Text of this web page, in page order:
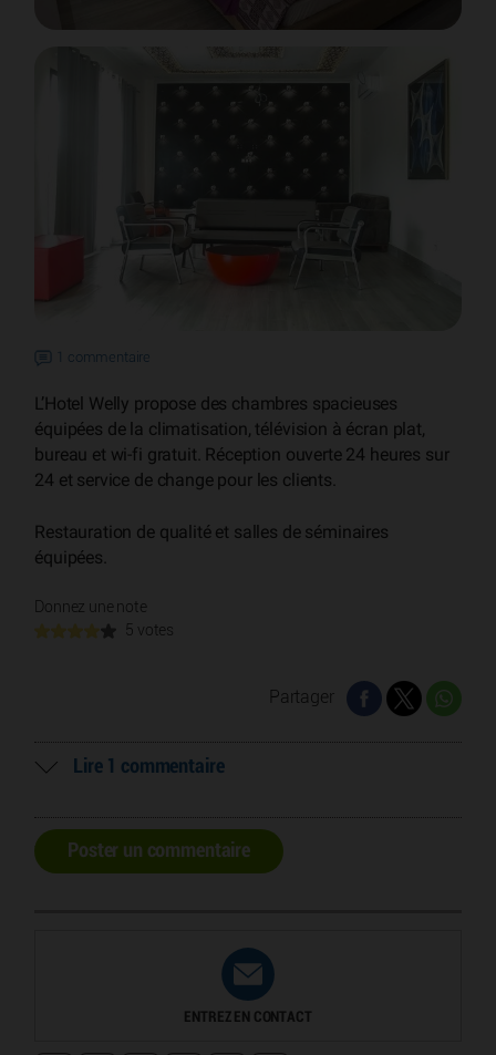
1 commentaire
L’Hotel Welly propose des chambres spacieuses
équipées de la climatisation, télévision à écran plat,
bureau et wi-fi gratuit. Réception ouverte 24 heures sur
24 et service de change pour les clients.
Restauration de qualité et salles de séminaires
équipées.
Donnez une note
5 votes
Partager
Lire 1 commentaire
Poster un commentaire
ENTREZ EN CONTACT